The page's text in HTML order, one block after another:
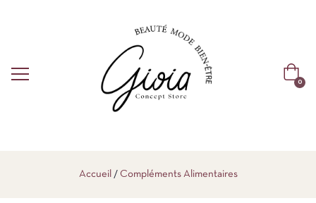
0
Accueil Compléments Alimentaires